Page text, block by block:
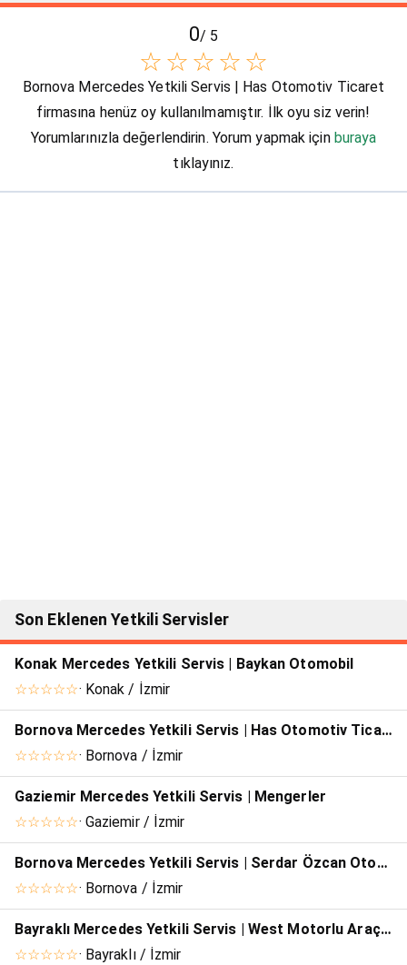
0/ 5
☆
☆
☆
☆
☆
Bornova Mercedes Yetkili Servis | Has Otomotiv Ticaret
firmasına henüz oy kullanılmamıştır. İlk oyu siz verin!
Yorumlarınızla değerlendirin. Yorum yapmak için buraya
tıklayınız.
Son Eklenen Yetkili Servisler
Konak Mercedes Yetkili Servis | Baykan Otomobil
☆☆☆☆☆· Konak / İzmir
Bornova Mercedes Yetkili Servis | Has Otomotiv Ticaret
☆☆☆☆☆· Bornova / İzmir
Gaziemir Mercedes Yetkili Servis | Mengerler
☆☆☆☆☆· Gaziemir / İzmir
Bornova Mercedes Yetkili Servis | Serdar Özcan Otomotiv
☆☆☆☆☆· Bornova / İzmir
Bayraklı Mercedes Yetkili Servis | West Motorlu Araçlar
☆☆☆☆☆· Bayraklı / İzmir